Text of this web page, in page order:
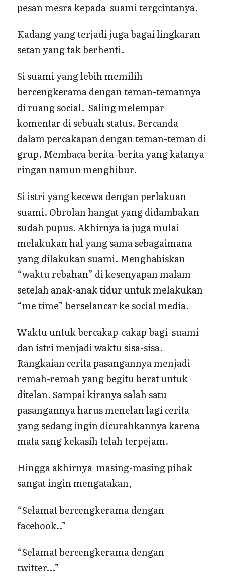
pesan mesra kepada suami tergcintanya.
Kadang yang terjadi juga bagai lingkaran
setan yang tak berhenti.
Si suami yang lebih memilih
bercengkerama dengan teman-temannya
di ruang social. Saling melempar
komentar di sebuah status. Bercanda
dalam percakapan dengan teman-teman di
grup. Membaca berita-berita yang katanya
ringan namun menghibur.
Si istri yang kecewa dengan perlakuan
suami. Obrolan hangat yang didambakan
sudah pupus. Akhirnya ia juga mulai
melakukan hal yang sama sebagaimana
yang dilakukan suami. Menghabiskan
“waktu rebahan” di kesenyapan malam
setelah anak-anak tidur untuk melakukan
“me time” berselancar ke social media.
Waktu untuk bercakap-cakap bagi suami
dan istri menjadi waktu sisa-sisa.
Rangkaian cerita pasangannya menjadi
remah-remah yang begitu berat untuk
ditelan. Sampai kiranya salah satu
pasangannya harus menelan lagi cerita
yang sedang ingin dicurahkannya karena
mata sang kekasih telah terpejam.
Hingga akhirnya masing-masing pihak
sangat ingin mengatakan,
“Selamat bercengkerama dengan
facebook..”
“Selamat bercengkerama dengan
twitter…”